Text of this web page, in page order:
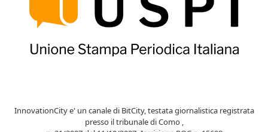
InnovationCity e' un canale di BitCity, testata giornalistica registrata
presso il tribunale di Como ,